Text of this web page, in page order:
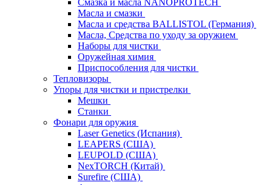
Смазка и масла NANOPROTECH
Масла и смазки
Масла и средства BALLISTOL (Германия)
Масла, Средства по уходу за оружием
Наборы для чистки
Оружейная химия
Приспособления для чистки
Тепловизоры
Упоры для чистки и пристрелки
Мешки
Станки
Фонари для оружия
Laser Genetics (Испания)
LEAPERS (США)
LEUPOLD (США)
NexTORCH (Китай)
Surefire (США)